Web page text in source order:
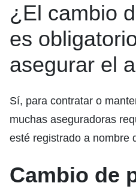
¿El cambio
es
asegurar el
Sí, para contratar o
muchas aseguradoras
esté registrado a nombre
Cambio de